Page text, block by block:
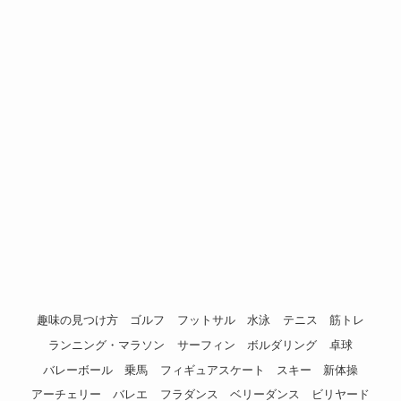
趣味の見つけ方 ゴルフ フットサル 水泳 テニス
筋トレ
ランニング・マラソン
サーフィン ボルダリング
卓球
バレーボール
乗馬 フィギュアスケート スキー
新体操
アーチェリー
バレエ フラダンス ベリーダンス ビリヤード